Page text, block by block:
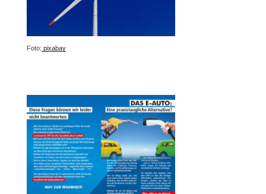
Foto: pixabay